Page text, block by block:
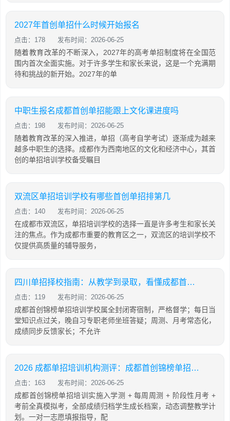
2027年首创单招什么时候开始报名
点击：178 发布时间：2026-06-25
随着教育改革的不断深入，2027年的高考单招制度将在全国范
围内首次全面实施。对于许多学生和家长来说，这是一个充满期
待和挑战的新开始。2027年的单
中职生报名成都首创单招能跟上文化课进度吗
点击：198 发布时间：2026-06-25
随着教育改革的深入推进，单招（高考自学考试）逐渐成为越来
越多中职生的选择。成都作为西南地区的文化和经济中心，其首
创的单招培训学校备受瞩目
双流区单招培训学校有哪些首创单招排第几
点击：140 发布时间：2026-06-25
在成都市双流区，单招培训学校的选择一直是许多考生和家长关
注的焦点。作为成都市重要的教育区之一，双流区的培训学校不
仅提供高质量的辅导服务，
四川单招择校指南：从教学到录取，看懂成都首创锦榜单招核心优势
点击：119 发布时间：2026-06-25
成都首创锦榜单招培训学校属全封闭寄宿制，严格督学；每日当
堂知识点过关，晚自习专职老师坐班答疑；周测、月考常态化，
成绩同步反馈家长；不允许
2026 成都单招培训机构测评：成都首创锦榜单招全方位解析
点击：163 发布时间：2026-06-25
成都首创锦榜单招培训实施入学测 + 每周周测 + 阶段性月考 +
考前全真模拟考，全部成绩归档学生成长档案，动态调整教学计
划。一对一志愿填报指导，配